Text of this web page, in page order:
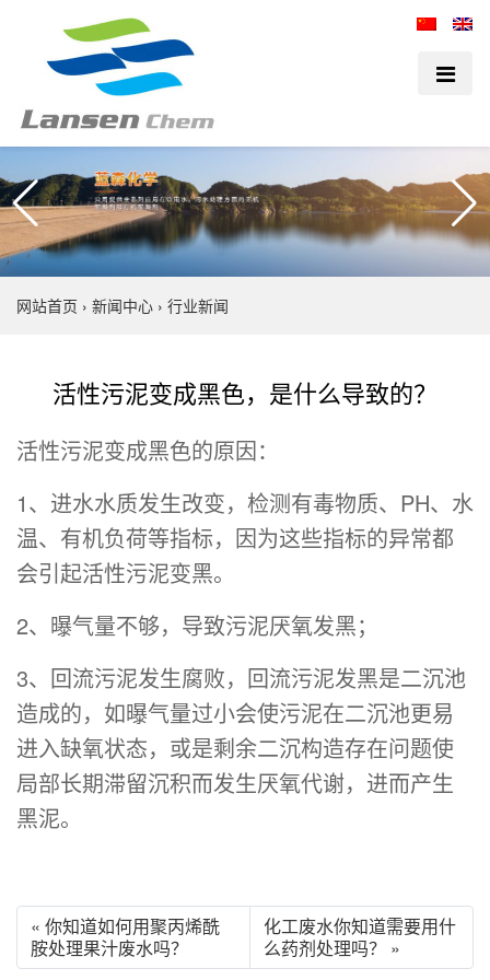
网站首页 › 新闻中心 › 行业新闻
活性污泥变成黑色，是什么导致的？
活性污泥变成黑色的原因：
1、进水水质发生改变，检测有毒物质、PH、水
温、有机负荷等指标，因为这些指标的异常都
会引起活性污泥变黑。
2、曝气量不够，导致污泥厌氧发黑；
3、回流污泥发生腐败，回流污泥发黑是二沉池
造成的，如曝气量过小会使污泥在二沉池更易
进入缺氧状态，或是剩余二沉构造存在问题使
局部长期滞留沉积而发生厌氧代谢，进而产生
黑泥。
« 你知道如何用聚丙烯酰
胺处理果汁废水吗？
化工废水你知道需要用什
么药剂处理吗？ »